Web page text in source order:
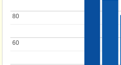
60
60
80
80